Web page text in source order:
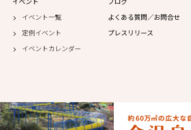
イベント一覧
定例イベント
イベントカレンダー
よくある質問／お問合せ
プレスリリース